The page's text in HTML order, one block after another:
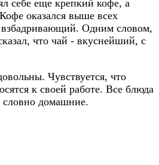
себе еще крепкий кофе, а
оказался выше всех
Одним словом,
что чай - вкуснейший, с
Чувствуется, что
к своей работе. Все блюда
словно домашние.